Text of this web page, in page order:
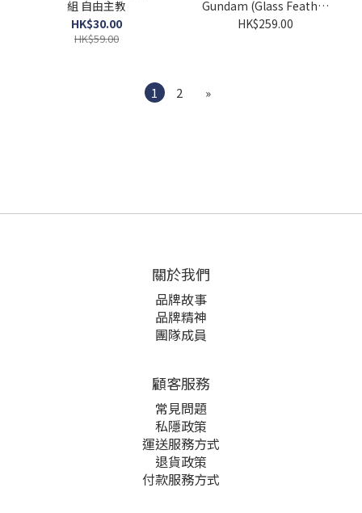
組 自由主教
HK$30.00
HK$59.00
Gundam (Glass Feather
Equipment)
HK$259.00
1 2 »
關於我們
品牌故事
品牌精神
團隊成員
顧客服務
常見問題
私隱政策
運送服務方式
退貨政策
付款服務方式